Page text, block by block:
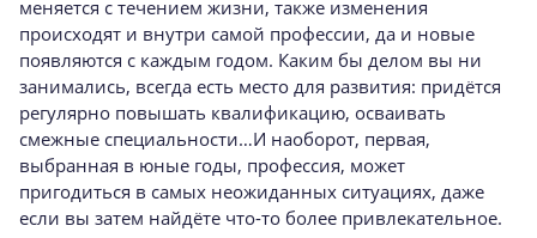
меняется с течением жизни, также изменения
происходят и внутри самой профессии, да и новые
появляются с каждым годом. Каким бы делом вы ни
занимались, всегда есть место для развития: придётся
регулярно повышать квалификацию, осваивать
смежные специальности…И наоборот, первая,
выбранная в юные годы, профессия, может
пригодиться в самых неожиданных ситуациях, даже
если вы затем найдёте что-то более привлекательное.